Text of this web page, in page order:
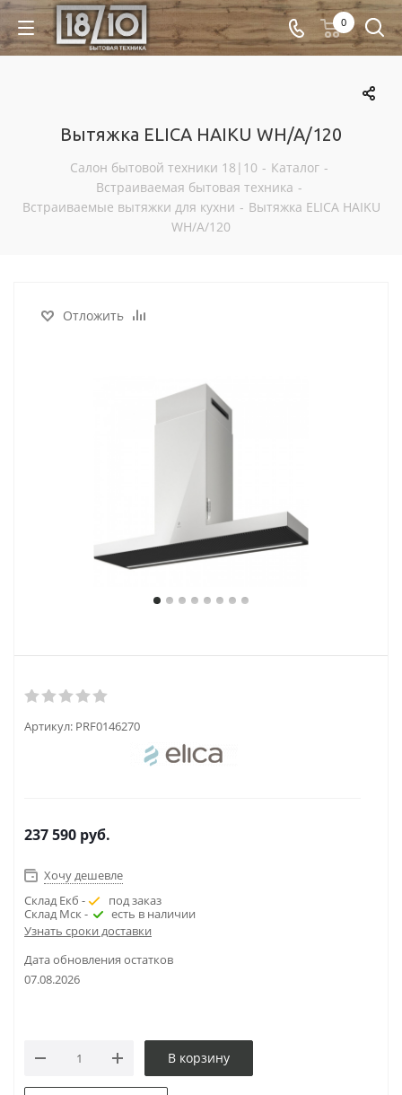
0
Вытяжка ELICA HAIKU WH/A/120
Салон бытовой техники 18|10 - Каталог -
Встраиваемая бытовая техника -
Встраиваемые вытяжки для кухни - Вытяжка ELICA HAIKU
WH/A/120
Отложить
Артикул: PRF0146270
237 590 руб.
Хочу дешевле
Склад Екб -
под заказ
Склад Мск -
есть в наличии
Узнать сроки доставки
Дата обновления остатков
07.08.2026
В корзину